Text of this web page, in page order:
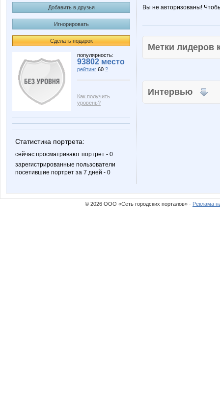
Добавить в друзья
Игнорировать
Сделать подарок
популярность:
93802 место
рейтинг 60 ?
Как получить
уровень?
Статистика портрета:
сейчас просматривают портрет - 0
зарегистрированные пользователи
посетившие портрет за 7 дней - 0
Вы не авторизованы!
Метки
Интервью
© 2026 ООО «Сеть городских порталов» · Реклама